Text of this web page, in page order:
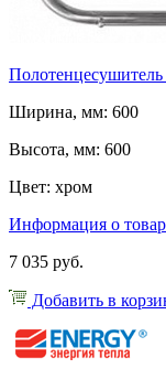
Ширина, мм: 600
Высота, мм: 600
Цвет: хром
Информация о
7 035 руб.
Добавить в